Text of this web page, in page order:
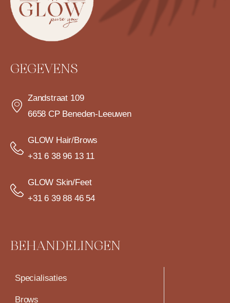
GEGEVENS
Zandstraat 109
6658 CP Beneden-Leeuwen
GLOW Hair/Brows
+31 6 38 96 13 11
GLOW Skin/Feet
+31 6 39 88 46 54
BEHANDELINGEN
Specialisaties
Brows